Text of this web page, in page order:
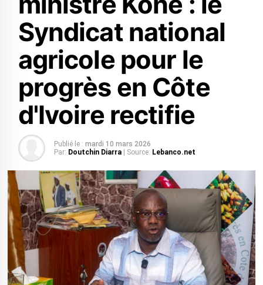
Syndicat national
agricole pour le
progrès en Côte
d'Ivoire rectifie
Publié le : mardi 10 mars 2026
Par: Doutchin Diarra | Source: Lebanco.net